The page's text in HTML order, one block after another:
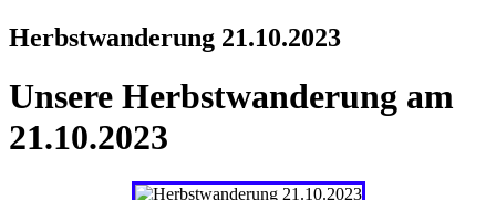
Herbstwanderung 21.10.2023
Unsere Herbstwanderung am
21.10.2023